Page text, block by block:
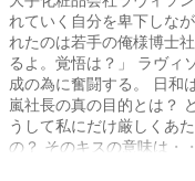
れていく自分を卑下しな
れたのは若手の俺様博士
るよ。覚悟は？」 ラヴィ
成の為に奮闘する。 日和
嵐社長の真の目的とは？
うして私にだけ厳しくあ
の？ そのキスの意味は・
人生が交差していく。 毎